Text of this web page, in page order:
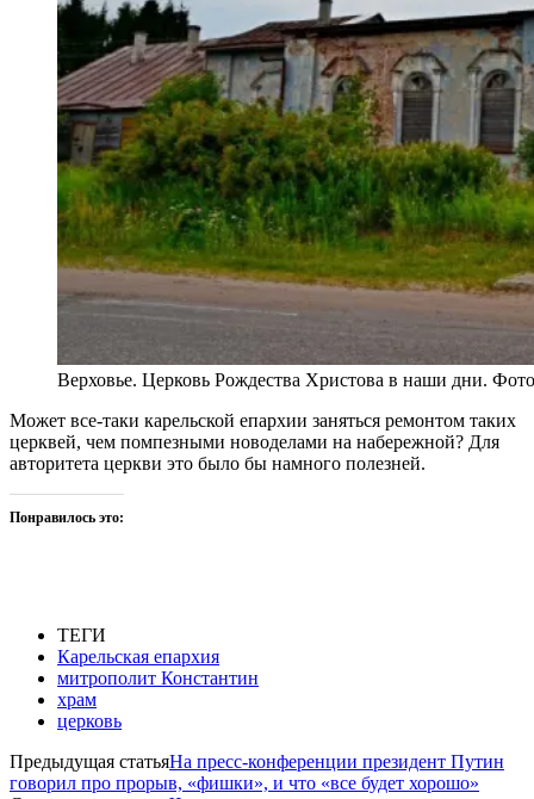
Верховье. Церковь Рождества Христова в наши дни.
Может все-таки карельской епархии заняться ремонтом таких
церквей, чем помпезными новоделами на набережной? Для
авторитета церкви это было бы намного полезней.
Понравилось это:
ТЕГИ
Карельская епархия
митрополит Константин
храм
церковь
Предыдущая статьяНа пресс-конференции президент Путин
говорил про прорыв, «фишки», и что «все будет хорошо»